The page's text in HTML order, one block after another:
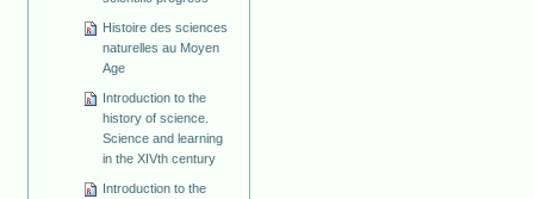
Histoire des sciences
naturelles au Moyen
Age
Introduction to the
history of science.
Science and learning
in the XIVth century
Introduction to the